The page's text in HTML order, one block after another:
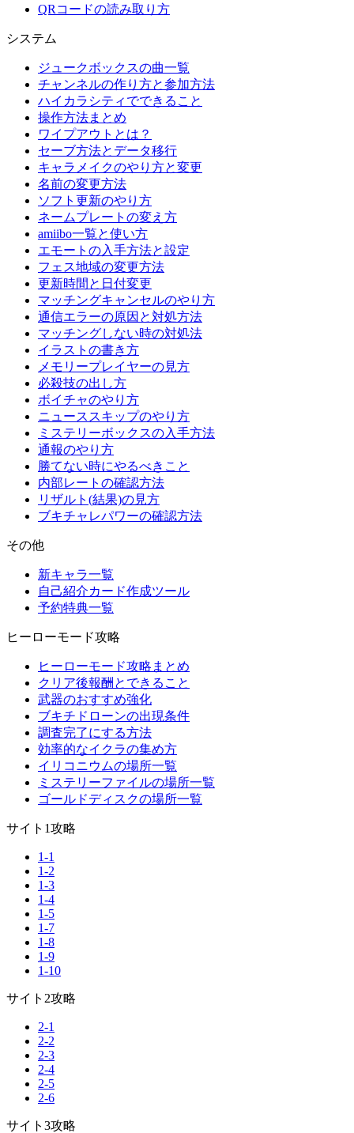
QRコードの読み取り方
システム
ジュークボックスの曲一覧
チャンネルの作り方と参加方法
ハイカラシティでできること
操作方法まとめ
ワイプアウトとは？
セーブ方法とデータ移行
キャラメイクのやり方と変更
名前の変更方法
ソフト更新のやり方
ネームプレートの変え方
amiibo一覧と使い方
エモートの入手方法と設定
フェス地域の変更方法
更新時間と日付変更
マッチングキャンセルのやり方
通信エラーの原因と対処方法
マッチングしない時の対処法
イラストの書き方
メモリープレイヤーの見方
必殺技の出し方
ボイチャのやり方
ニューススキップのやり方
ミステリーボックスの入手方法
通報のやり方
勝てない時にやるべきこと
内部レートの確認方法
リザルト(結果)の見方
ブキチャレパワーの確認方法
その他
新キャラ一覧
自己紹介カード作成ツール
予約特典一覧
ヒーローモード攻略
ヒーローモード攻略まとめ
クリア後報酬とできること
武器のおすすめ強化
ブキチドローンの出現条件
調査完了にする方法
効率的なイクラの集め方
イリコニウムの場所一覧
ミステリーファイルの場所一覧
ゴールドディスクの場所一覧
サイト1攻略
1-1
1-2
1-3
1-4
1-5
1-7
1-8
1-9
1-10
サイト2攻略
2-1
2-2
2-3
2-4
2-5
2-6
サイト3攻略